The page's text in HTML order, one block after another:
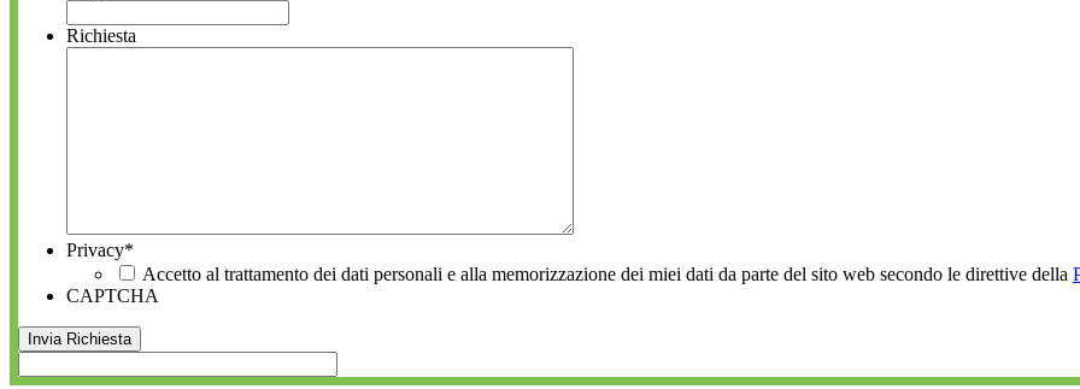
Richiesta
Privacy*
Accetto al trattamento dei dati personali e alla memorizzazione dei miei dati da parte del sito web secondo le direttive della
CAPTCHA